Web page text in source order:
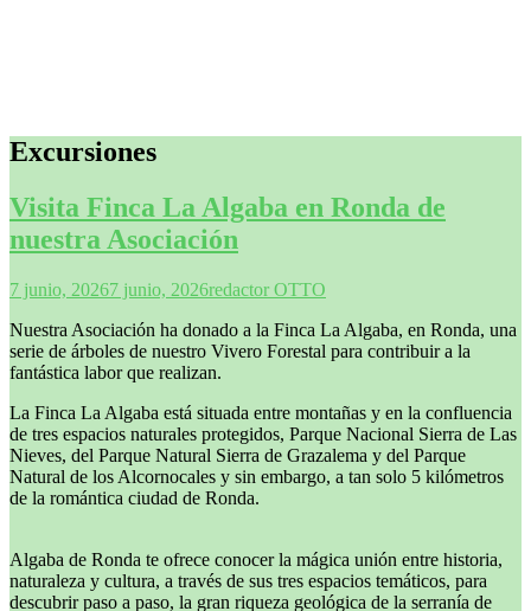
Excursiones
Visita Finca La Algaba en Ronda de
nuestra Asociación
7 junio, 20267 junio, 2026redactor OTTO
Nuestra Asociación ha donado a la Finca La Algaba, en Ronda, una
serie de árboles de nuestro Vivero Forestal para contribuir a la
fantástica labor que realizan.
La Finca La Algaba está situada entre montañas y en la confluencia
de tres espacios naturales protegidos, Parque Nacional Sierra de Las
Nieves, del Parque Natural Sierra de Grazalema y del Parque
Natural de los Alcornocales y sin embargo, a tan solo 5 kilómetros
de la romántica ciudad de Ronda.
Algaba de Ronda te ofrece conocer la mágica unión entre historia,
naturaleza y cultura, a través de sus tres espacios temáticos, para
descubrir paso a paso, la gran riqueza geológica de la serranía de